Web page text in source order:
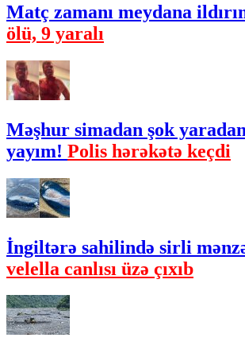
Matç zamanı meydana
ölü, 9 yaralı
Məşhur simadan şok
yayım! Polis hərəkətə keçdi
İngiltərə sahilində sirli
velella canlısı üzə çıxıb